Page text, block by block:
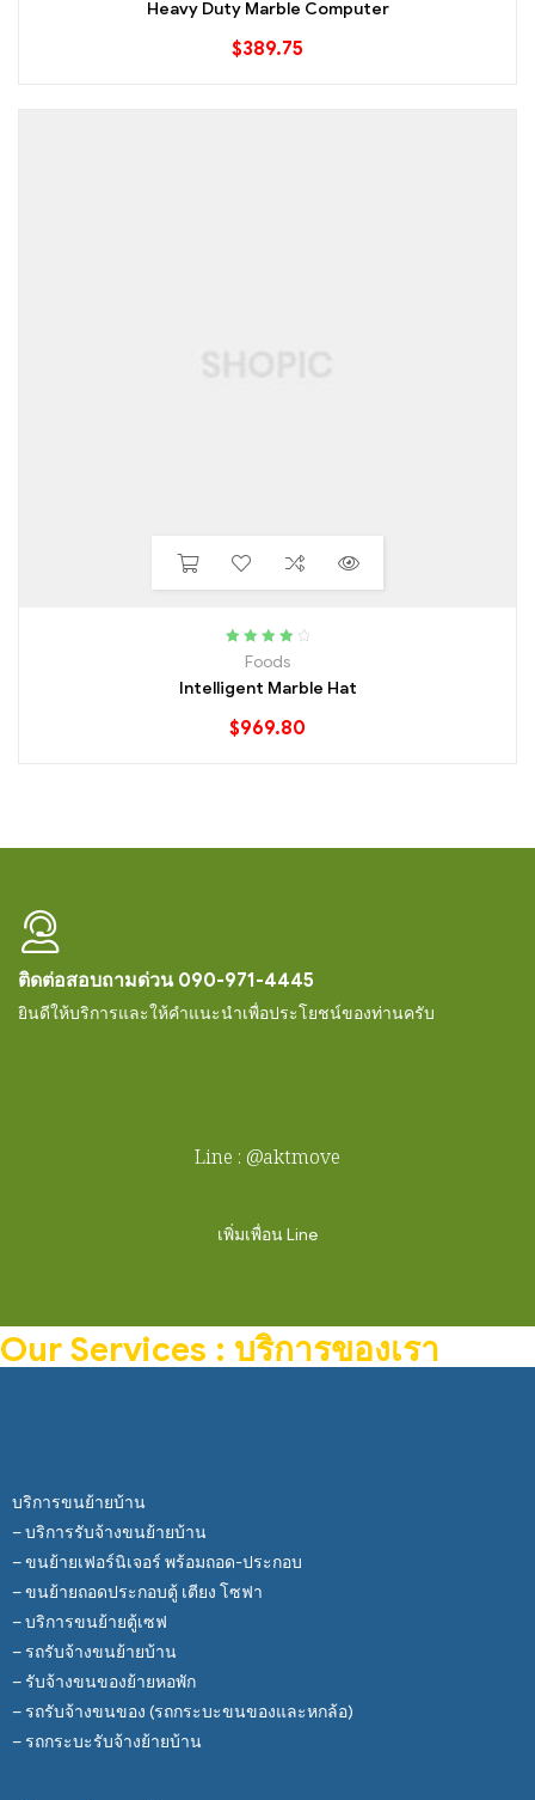
Heavy Duty Marble Computer
$389.75
Rated
4.20
Foods
Intelligent Marble Hat
$969.80
ติดต่อสอบถามด่วน 090-971-4445
ยินดีให้บริการและให้คำแนะนำเพื่อประโยชน์ของท่านครับ
Line : @aktmove
เพิ่มเพื่อน Line
Our Services : บริการของเรา
บริการขนย้ายบ้าน
– บริการรับจ้างขนย้ายบ้าน
– ขนย้ายเฟอร์นิเจอร์ พร้อมถอด-ประกอบ
– ขนย้ายถอดประกอบตู้ เตียง โซฟา
– บริการขนย้ายตู้เซฟ
– รถรับจ้างขนย้ายบ้าน
– รับจ้างขนของย้ายหอพัก
– รถรับจ้างขนของ (รถกระบะขนของและหกล้อ)
– รถกระบะรับจ้างย้ายบ้าน